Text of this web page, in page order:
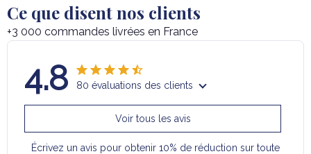
Ce que disent nos clients
+3 000 commandes livrées en France
4.8 80 évaluations des clients
Voir tous les avis
Écrivez un avis pour obtenir 10% de réduction sur toute